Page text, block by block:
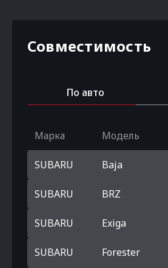
Совместимость
По авто
Марка Модель
SUBARU Baja
SUBARU BRZ
SUBARU Exiga
SUBARU Forester